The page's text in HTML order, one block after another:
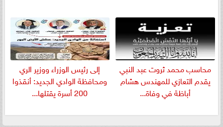
​محاسب محمد ثروت عبد النبي
يقدم التعازي للمهندس هشام
أباظة في وفاة...
إلى رئيس الوزراء ووزير الري
ومحافظة الوادي الجديد: أنقذوا
200 أسرة يقتلها...